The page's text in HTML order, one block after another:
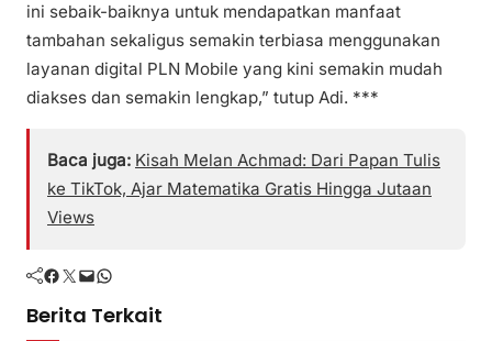
ini sebaik-baiknya untuk mendapatkan manfaat
tambahan sekaligus semakin terbiasa menggunakan
layanan digital PLN Mobile yang kini semakin mudah
diakses dan semakin lengkap,” tutup Adi. ***
Baca juga: Kisah Melan Achmad: Dari Papan Tulis
ke TikTok, Ajar Matematika Gratis Hingga Jutaan
Views
Facebook Twitter Mail WhatsApp
Berita Terkait